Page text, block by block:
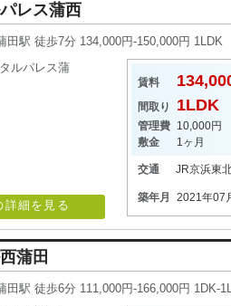
レス蒲西
田駅 徒歩7分 134,000円-150,000円 1LDK
詳細を見る
賃料
間取り 1LDK
管理費 10,000円
敷金
1ヶ月
交通 JR京浜東
築年月 2021年07
蒲田
田駅 徒歩6分 111,000円-166,000円 1DK-